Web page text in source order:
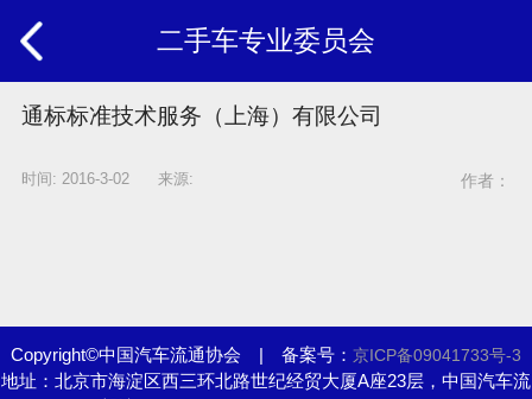
二手车专业委员会
通标标准技术服务（上海）有限公司
时间: 2016-3-02 来源: 作者：
Copyright©中国汽车流通协会 | 备案号： 京ICP备09041733号-3
地址：北京市海淀区西三环北路世纪经贸大厦A座23层，中国汽车流